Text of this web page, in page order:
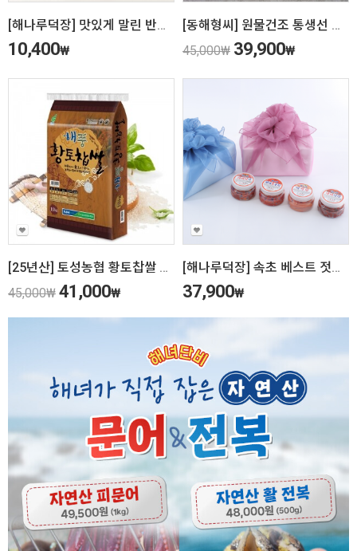
[해나루덕장] 맛있게 말린 반건조 생선 골라담기
10,400₩
[동해형씨] 원물건조 통생선 선물세트(3팩)
45,000₩ 39,900₩
[25년산] 토성농협 황토찹쌀 10kg
45,000₩ 41,000₩
[해나루덕장] 속초 베스트 젓갈 4종 선물세트
37,900₩